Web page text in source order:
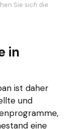
Sie sich die
in
ist daher
und
eine